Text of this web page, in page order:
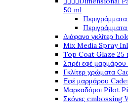
50 ml
Περιγράμματα
Διάφανο γκλίτερ
Mix Media Spray
Top Coat Glaze 25
Σπρέι εφέ
Γκλίτερ χρώματα
Εφέ μαρμάρου
Μαρκαδόροι Pilot
Σκόνες embossing